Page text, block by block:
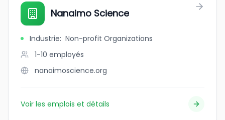
Nanaimo Science
Industrie: Non-profit Organizations
1-10 employés
nanaimoscience.org
Voir les emplois et détails